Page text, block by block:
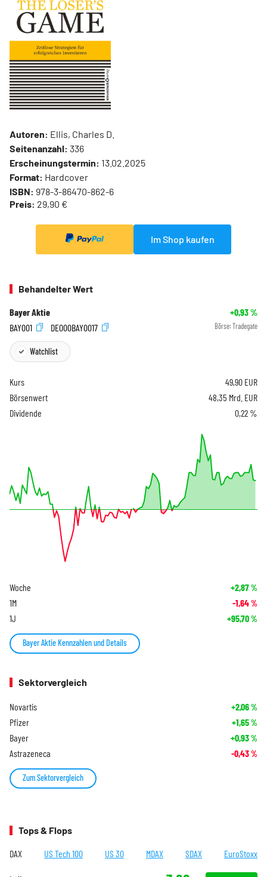
Autoren: Ellis, Charles D.
Seitenanzahl: 336
Erscheinungstermin: 13.02.2025
Format: Hardcover
ISBN: 978-3-86470-862-6
Preis: 29,90 €
Im Shop kaufen
Behandelter Wert
Bayer Aktie +0,93%
BAY001
DE000BAY0017 Börse: Tradegate
Watchlist
Kurs 49,90 EUR
Börsenwert
48,35 Mrd. EUR
Dividende
0,22 %
Woche +2,87%
1M -1,64%
1J +95,70%
Bayer Aktie Kennzahlen und Details
Sektorvergleich
Novartis +2,06%
Pfizer +1,65%
Bayer +0,93%
Astrazeneca -0,43%
Zum Sektorvergleich
Tops & Flops
DAX US Tech 100 US 30 MDAX SDAX EuroStoxx